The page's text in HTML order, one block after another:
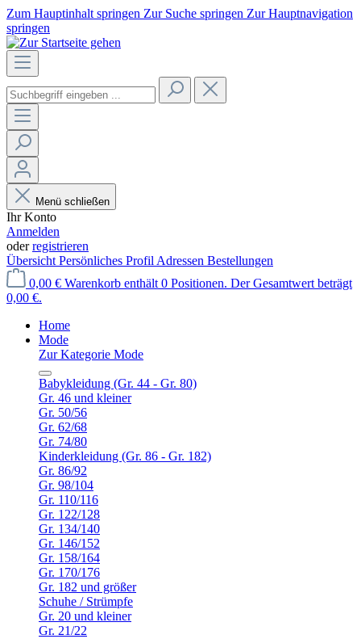
Zum Hauptinhalt springen Zur Suche springen Zur Hauptnavigation
springen
Menü schließen
Ihr Konto
Anmelden
oderregistrieren
Übersicht Persönliches Profil Adressen Bestellungen
0,00 € Warenkorb enthält 0 Positionen. Der Gesamtwert beträgt
0,00 €.
Home
Mode
Zur Kategorie Mode
Babykleidung (Gr. 44 - Gr. 80)
Gr. 46 und kleiner
Gr. 50/56
Gr. 62/68
Gr. 74/80
Kinderkleidung (Gr. 86 - Gr. 182)
Gr. 86/92
Gr. 98/104
Gr. 110/116
Gr. 122/128
Gr. 134/140
Gr. 146/152
Gr. 158/164
Gr. 170/176
Gr. 182 und größer
Schuhe / Strümpfe
Gr. 20 und kleiner
Gr. 21/22